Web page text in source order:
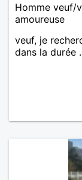
Homme veuf/
amoureuse
veuf, je
dans la durée